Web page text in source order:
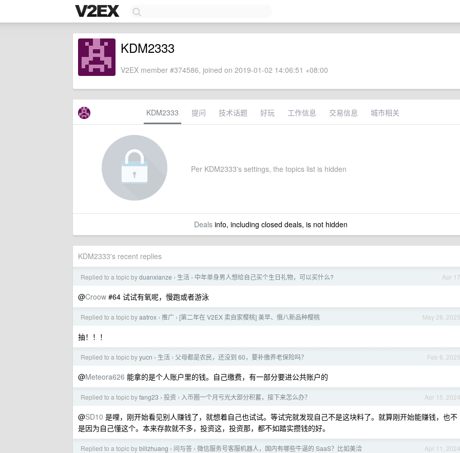
KDM2333
V2EX member #374586, joined on 2019-01-02 14:06:51 +08:00
KDM2333 提问 技术话题 好玩 工作信息 交易信息 城市相关
Per KDM2333's settings, the topics list is hidden
Dealsinfo, including closed deals, is not hidden
KDM2333's recent replies
Apr 17
Replied to a topic byduanxianze › 生活 › 中年单身男人想给自己买个生日礼物，可以买什么?
@Croow #64 试试有氧呢，慢跑或者游泳
May 28, 2025
Replied to a topic byaatrox › 推广 › [第二年在 V2EX 卖自家樱桃] 美早、俄八新品种樱桃
抽！！！
Feb 6, 2025
Replied to a topic byyucn › 生活 › 父母都是农民，还没到 60，要补缴养老保险吗？
@Meteora626 能拿的是个人账户里的钱。自己缴费，有一部分要进公共账户的
Apr 15, 2024
Replied to a topic byfang23 › 投资 › 入币圈一个月亏光大部分积蓄，接下来怎么办？
@SD10 是哩，刚开始看见别人赚钱了，就想着自己也试试。等试完就发现自己不是这块料了。就算刚开始能赚钱，也不
是因为自己懂这个。本来存款就不多，投资这，投资那，都不如踏实攒钱的好。
Apr 11, 2024
Replied to a topic bybillzhuang › 问与答 › 微信服务号客服机器人，国内有哪些牛逼的 SaaS？比如美洽